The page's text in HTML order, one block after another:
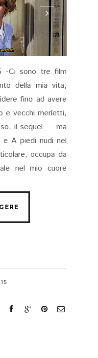
-Ci sono tre film
della mia vita,
fino ad avere
e vecchi merletti,
il sequel — ma
A piedi nudi nel
occupa da
nel mio cuore